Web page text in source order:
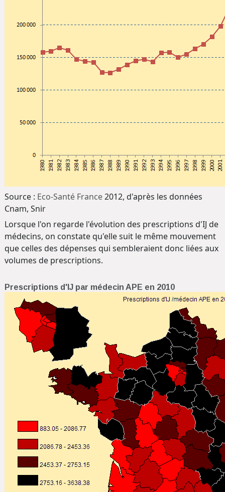
Source : Eco-Santé France2012, d'après les données
Cnam, Snir
Lorsque l'on regarde l'évolution des prescriptions d'IJ de
médecins, on constate qu'elle suit le même mouvement
que celles des dépenses qui sembleraient donc liées aux
volumes de prescriptions.
Prescriptions d'IJ par médecin APE en 2010